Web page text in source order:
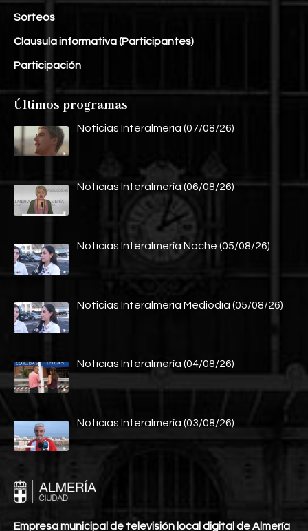
Sorteos
Clausula informativa (Participantes)
Participación
Últimos programas
Noticias Interalmería (07/08/26)
Noticias Interalmería (06/08/26)
Noticias Interalmería Noche (05/08/26)
Noticias Interalmería Mediodía (05/08/26)
Noticias Interalmería (04/08/26)
Noticias Interalmería (03/08/26)
Empresa municipal de televisión local digital de Almería